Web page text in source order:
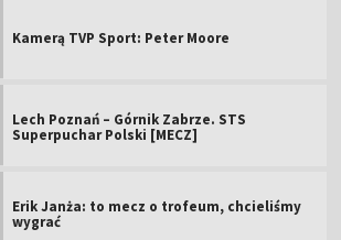
Kamerą TVP Sport: Peter Moore
Lech Poznań – Górnik Zabrze. STS
Superpuchar Polski [MECZ]
Erik Janża: to mecz o trofeum, chcieliśmy
wygrać